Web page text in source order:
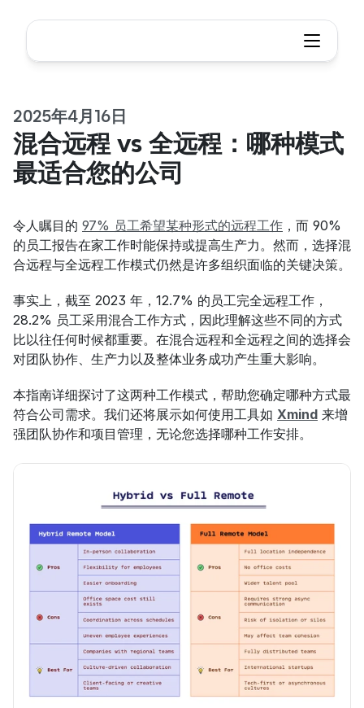
2025年4月16日
混合远程 vs 全远程：哪种模式
最适合您的公司
令人瞩目的 97% 员工希望某种形式的远程工作 ，而 90%
的员工报告在家工作时能保持或提高生产力。然而，选择混
合远程与全远程工作模式仍然是许多组织面临的关键决策。
事实上，截至 2023 年，12.7% 的员工完全远程工作，
28.2% 员工采用混合工作方式，因此理解这些不同的方式
比以往任何时候都重要。在混合远程和全远程之间的选择会
对团队协作、生产力以及整体业务成功产生重大影响。
本指南详细探讨了这两种工作模式，帮助您确定哪种方式最
符合公司需求。我们还将展示如何使用工具如 Xmind 来增
强团队协作和项目管理，无论您选择哪种工作安排。